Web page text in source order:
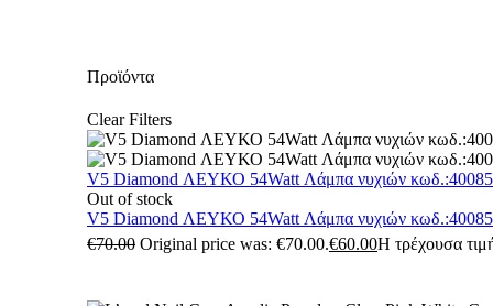
Προϊόντα
Clear Filters
V5 Diamond ΛΕΥΚΟ 54Watt Λάμπα νυχιών
Out of stock
V5 Diamond ΛΕΥΚΟ 54Watt Λάμπα νυχιών
€70.00 Original price was: €70.00.€60.00Η τρέχουσα